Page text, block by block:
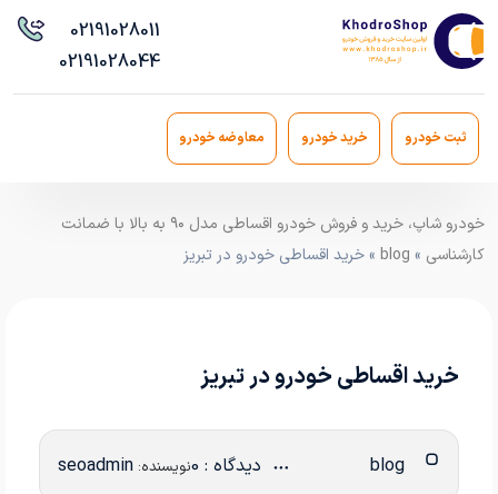
02191028011
02191028044
ثبت خودرو خرید خودرو معاوضه خودرو
خودرو شاپ، خرید و فروش خودرو اقساطی مدل ۹۰ به بالا با ضمانت
کارشناسی »
blog » خرید اقساطی خودرو در تبریز
خرید اقساطی خودرو در تبریز
دیدگاه : 0 نویسنده:seoadmin